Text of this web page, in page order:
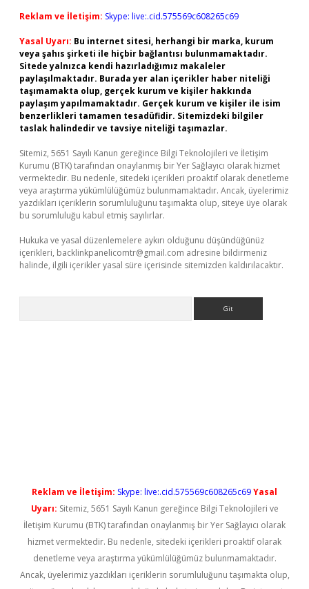
Reklam ve İletişim: Skype: live:.cid.575569c608265c69
Yasal Uyarı: Bu internet sitesi, herhangi bir marka, kurum
veya şahıs şirketi ile hiçbir bağlantısı bulunmamaktadır.
Sitede yalnızca kendi hazırladığımız makaleler
paylaşılmaktadır. Burada yer alan içerikler haber niteliği
taşımamakta olup, gerçek kurum ve kişiler hakkında
paylaşım yapılmamaktadır. Gerçek kurum ve kişiler ile isim
benzerlikleri tamamen tesadüfidir. Sitemizdeki bilgiler
taslak halindedir ve tavsiye niteliği taşımazlar.
Sitemiz, 5651 Sayılı Kanun gereğince Bilgi Teknolojileri ve İletişim
Kurumu (BTK) tarafından onaylanmış bir Yer Sağlayıcı olarak hizmet
vermektedir. Bu nedenle, sitedeki içerikleri proaktif olarak denetleme
veya araştırma yükümlülüğümüz bulunmamaktadır. Ancak, üyelerimiz
yazdıkları içeriklerin sorumluluğunu taşımakta olup, siteye üye olarak
bu sorumluluğu kabul etmiş sayılırlar.
Hukuka ve yasal düzenlemelere aykırı olduğunu düşündüğünüz
içerikleri, backlinkpanelicomtr@gmail.com adresine bildirmeniz
halinde, ilgili içerikler yasal süre içerisinde sitemizden kaldırılacaktır.
Reklam ve İletişim: Skype: live:.cid.575569c608265c69Yasal
Uyarı: Sitemiz, 5651 Sayılı Kanun gereğince Bilgi Teknolojileri ve
İletişim Kurumu (BTK) tarafından onaylanmış bir Yer Sağlayıcı olarak
hizmet vermektedir. Bu nedenle, sitedeki içerikleri proaktif olarak
denetleme veya araştırma yükümlülüğümüz bulunmamaktadır.
Ancak, üyelerimiz yazdıkları içeriklerin sorumluluğunu taşımakta olup,